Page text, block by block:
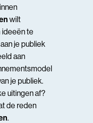
wilt
ideeën te
aan je publiek
aan
je publiek.
uitingen af?
de reden
.